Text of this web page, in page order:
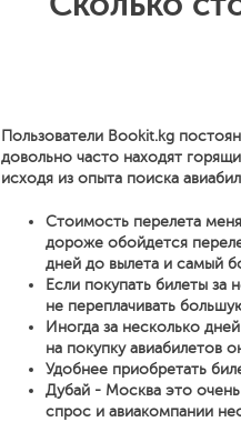
Пользователи Bookit.kg
довольно часто находят
исходя из опыта поиска
Стоимость перелета
дороже обойдется
дней до вылета и самый
Если покупать билеты
не переплачивать
Иногда за несколько
на покупку авиабилетов
Удобнее приобретать
Дубай - Москва это
спрос и авиакомпании